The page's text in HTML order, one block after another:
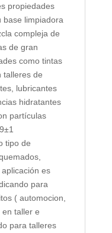
propiedades
base limpiadora
compleja de
de gran
como tintas
talleres de
lubricantes
hidratantes
partículas
tipo de
es
para
( automocion,
taller e
para talleres